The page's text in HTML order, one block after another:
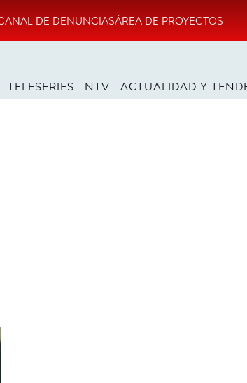
DE DENUNCIASÁREA DE PROYECTOS
TELESERIES NTV ACTUALIDAD Y